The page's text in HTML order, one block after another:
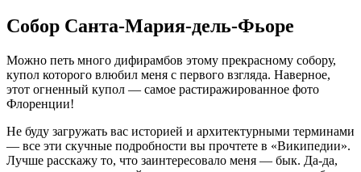
Собор Санта-Мария-дель-Фьоре
Можно петь много дифирамбов этому прекрасному собору,
купол которого влюбил меня с первого взгляда. Наверное,
этот огненный купол — самое растиражированное фото
Флоренции!
Не буду загружать вас историей и архитектурными терминами
— все эти скучные подробности вы прочтете в «Википедии».
Лучше расскажу то, что заинтересовало меня — бык. Да-да,